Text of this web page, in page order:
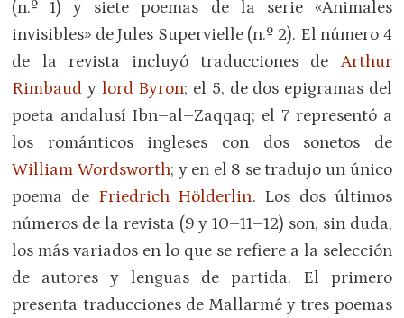
(n.º 1) y siete poemas de la serie «Animales
invisibles» de Jules Supervielle (n.º 2). El número 4
de la revista incluyó traducciones de Arthur
Rimbaud y lord Byron; el 5, de dos epigramas del
poeta andalusí Ibn–al–Zaqqaq; el 7 representó a
los románticos ingleses con dos sonetos de
William Wordsworth; y en el 8 se tradujo un único
poema de Friedrich Hölderlin. Los dos últimos
números de la revista (9 y 10–11–12) son, sin duda,
los más variados en lo que se refiere a la selección
de autores y lenguas de partida. El primero
presenta traducciones de Mallarmé y tres poemas